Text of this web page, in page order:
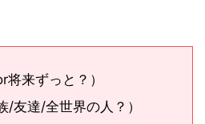
来ずっと？）
/友達/全世界の人？）